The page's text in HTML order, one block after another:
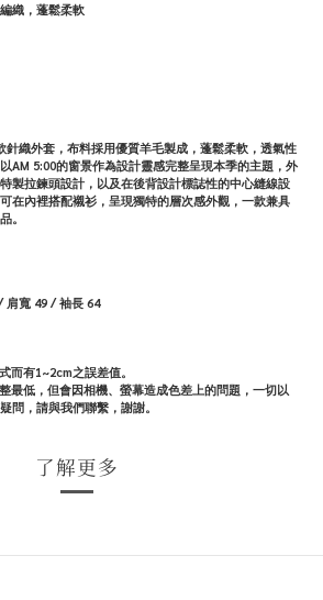
織，蓬鬆柔軟
針織外套，布料採用優質羊毛製成，蓬鬆柔軟，透氣性
AM 5:00的窗景作為設計靈感完整呈現本季的主題， 外
製拉鍊頭設計，以及在後背設計標誌性的中心縫線設
在內裡搭配襯衫，呈現獨特的層次感外觀，一款兼具
。
肩寬 49 / 袖長 64
而有1~2cm之誤差值。
最低，但會因相機、螢幕造成色差上的問題，一切以
問，請與我們聯繫，謝謝。
了解更多